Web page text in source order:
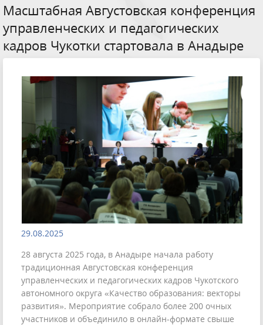
Масштабная Августовская конференция
управленческих и педагогических
кадров Чукотки стартовала в Анадыре
29.08.2025
28 августа 2025 года, в Анадыре начала работу
традиционная Августовская конференция
управленческих и педагогических кадров Чукотского
автономного округа «Качество образования: векторы
развития». Мероприятие собрало более 200 очных
участников и объединило в онлайн-формате свыше